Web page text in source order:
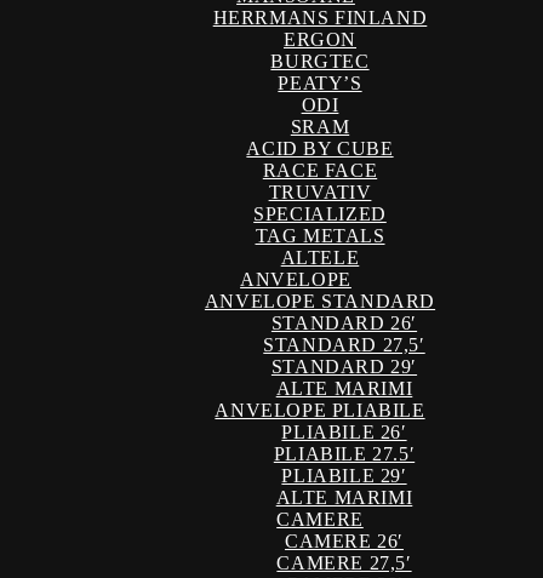
HERRMANS FINLAND
ERGON
BURGTEC
PEATY’S
ODI
SRAM
ACID BY CUBE
RACE FACE
TRUVATIV
SPECIALIZED
TAG METALS
ALTELE
ANVELOPE
ANVELOPE STANDARD
STANDARD 26′
STANDARD 27,5′
STANDARD 29′
ALTE MARIMI
ANVELOPE PLIABILE
PLIABILE 26′
PLIABILE 27.5′
PLIABILE 29′
ALTE MARIMI
CAMERE
CAMERE 26′
CAMERE 27,5′